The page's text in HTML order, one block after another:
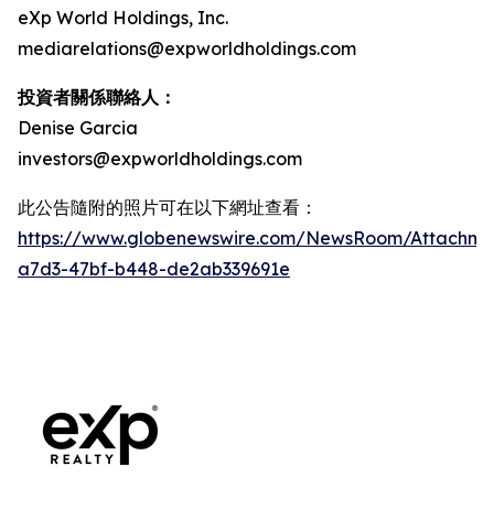
eXp World Holdings, Inc.
mediarelations@expworldholdings.com
投資者關係聯絡人：
Denise Garcia
investors@expworldholdings.com
此公告隨附的照片可在以下網址查看：
https://www.globenewswire.com/NewsRoom/
a7d3-47bf-b448-de2ab339691e